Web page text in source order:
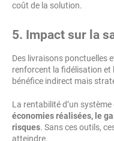
coût de la solution.
5. Impact sur la
Des livraisons ponctuelles
renforcent la fidélisation et
bénéfice indirect mais
La rentabilité d’un
économies réalisées, le
risques. Sans ces outils,
atteindre.